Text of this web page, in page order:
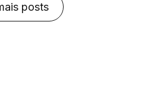
teclado […]
posts